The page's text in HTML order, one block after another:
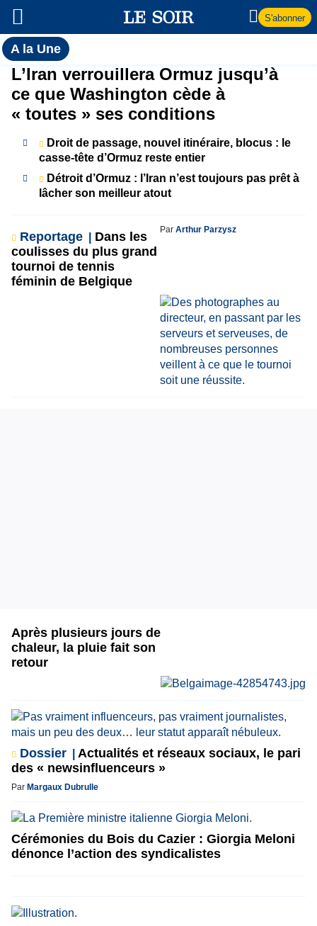
S'abonner
A la UneToutes
l'actualité
du Soir
A
la
Une
L’Iran verrouillera Ormuz jusqu’à
ce que Washington cède à
« toutes » ses conditions
Droit de passage, nouvel itinéraire, blocus : le
casse-tête d’Ormuz reste entier
Détroit d’Ormuz : l’Iran n’est toujours pas prêt à
lâcher son meilleur atout
Reportage
Dans les
coulisses du plus grand
tournoi de tennis
féminin de Belgique
Par Arthur Parzysz
Après plusieurs jours de
chaleur, la pluie fait son
retour
Dossier
Actualités et réseaux sociaux, le pari
des « newsinfluenceurs »
Par Margaux Dubrulle
Cérémonies du Bois du Cazier : Giorgia Meloni
dénonce l’action des syndicalistes